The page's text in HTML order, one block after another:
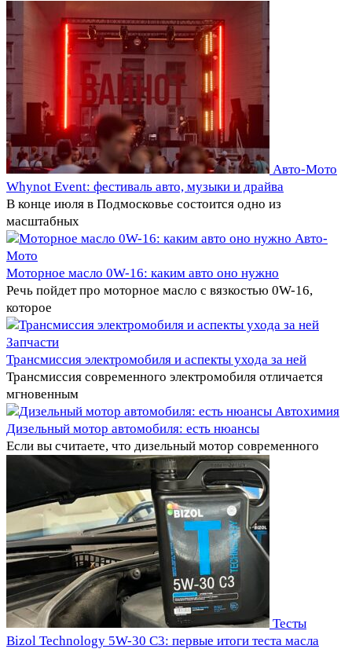
Авто-Мото
Whynot Event: фестиваль авто, музыки и драйва
В конце июля в Подмосковье состоится одно из
масштабных
Авто-
Мото
Моторное масло 0W-16: каким авто оно нужно
Речь пойдет про моторное масло с вязкостью 0W-16,
которое
Запчасти
Трансмиссия электромобиля и аспекты ухода за ней
Трансмиссия современного электромобиля отличается
мгновенным
Автохимия
Дизельный мотор автомобиля: есть нюансы
Если вы считаете, что дизельный мотор современного
Тесты
Bizol Technology 5W-30 C3: первые итоги теста масла